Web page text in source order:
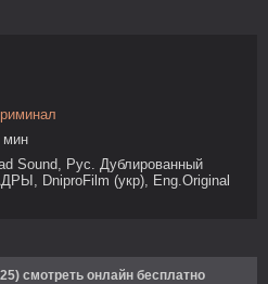
мин
Sound, Рус. Дублированный
DniproFilm (укр), Eng.Original
смотреть онлайн бесплатно